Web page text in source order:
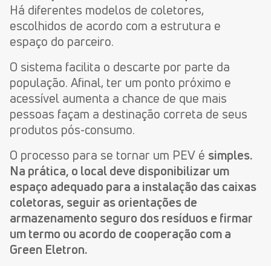
Há diferentes modelos de coletores,
escolhidos de acordo com a estrutura e
espaço do parceiro.
O sistema facilita o descarte por parte da
população. Afinal, ter um ponto próximo e
acessível aumenta a chance de que mais
pessoas façam a destinação correta de seus
produtos pós-consumo.
O processo para se tornar um PEV é simples.
Na prática, o local deve disponibilizar um
espaço adequado para a instalação das caixas
coletoras, seguir as orientações de
armazenamento seguro dos resíduos e firmar
um termo ou acordo de cooperação com a
Green Eletron.